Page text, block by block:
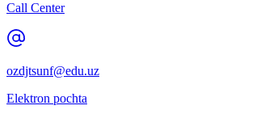
Call Center
ozdjtsunf@edu.uz
Elektron pochta